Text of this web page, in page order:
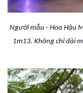
Người mẫu - Hoa Hậu
1m13. Không chỉ dài